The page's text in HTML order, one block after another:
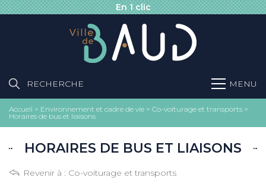
En 1 clic
RECHERCHE MENU
Accueil > Environnement et cadre de vie > Co-voiturage et transports >
Horaires de bus et liaisons
HORAIRES DE BUS ET LIAISONS
Revenir à : Co-voiturage et transports